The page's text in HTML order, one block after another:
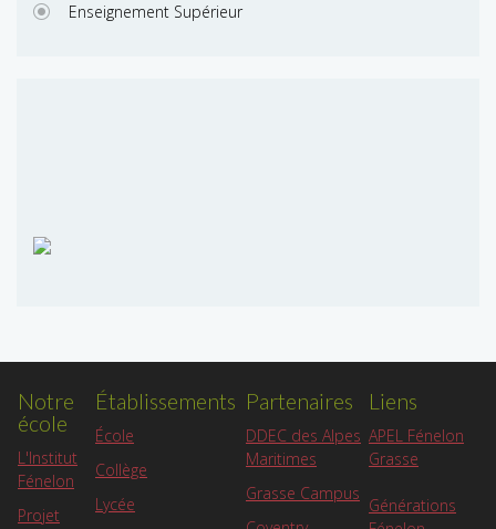
Enseignement Supérieur
Notre
école
L'Institut
Fénelon
Projet
Établissements
École
Collège
Lycée
Partenaires
DDEC des Alpes
Maritimes
Grasse Campus
Liens
APEL Fénelon
Grasse
Générations